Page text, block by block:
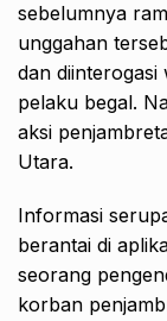
sebelumnya
unggahan
dan diinterogasi
pelaku begal.
aksi
Utara.
Informasi
berantai di
seorang
korban